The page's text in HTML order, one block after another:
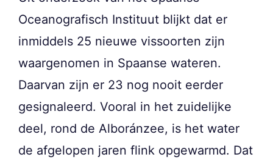
Oceanografisch Instituut blijkt dat er
inmiddels 25 nieuwe vissoorten zijn
waargenomen in Spaanse wateren.
Daarvan zijn er 23 nog nooit eerder
gesignaleerd. Vooral in het zuidelijke
deel, rond de Alboránzee, is het water
de afgelopen jaren flink opgewarmd. Dat